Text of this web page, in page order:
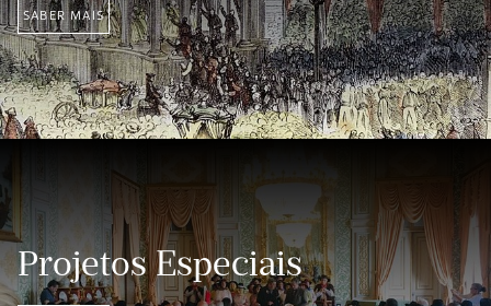
SABER MAIS
Projetos Especiais